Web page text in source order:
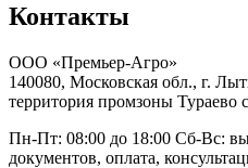
Контакты
ООО «Премьер-Агро»
140080, Московская обл., г.
территория промзоны Тураево
Пн-Пт: 08:00 до 18:00 Сб-Вс:
документов, оплата,